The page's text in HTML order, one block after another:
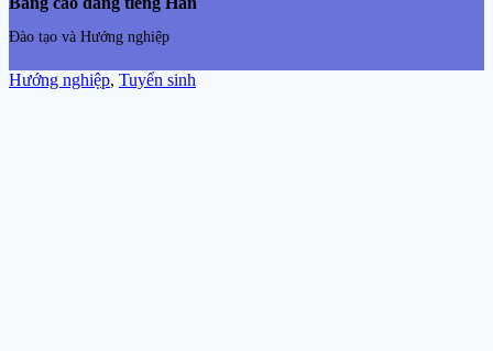
Đào tạo và Hướng nghiệp
Hướng nghiệp, Tuyển sinh